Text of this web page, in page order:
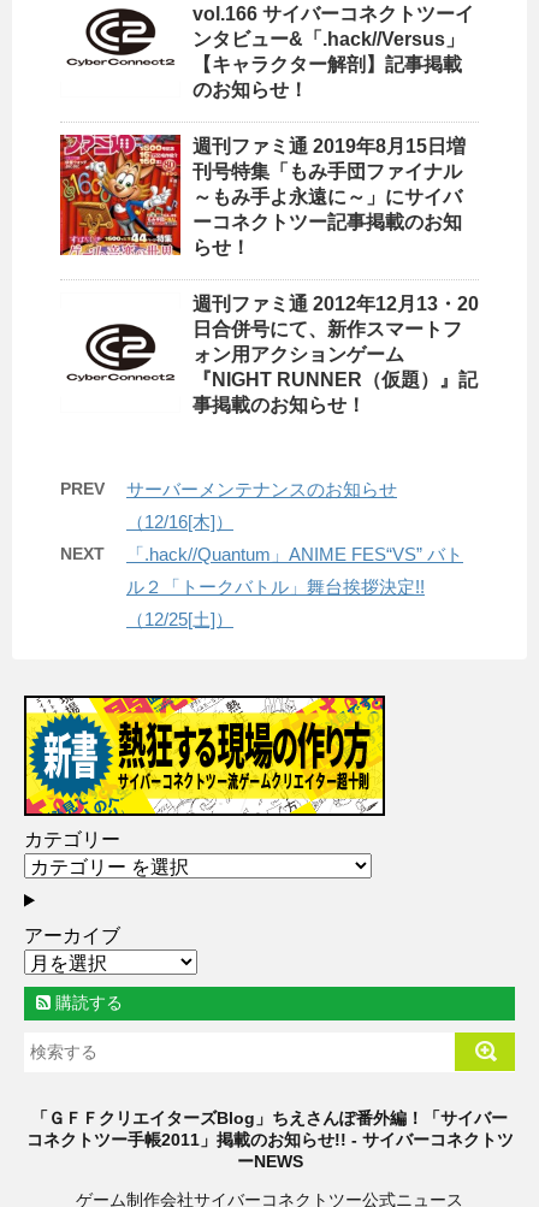
vol.166 サイバーコネクトツーイ
ンタビュー&「.hack//Versus」
【キャラクター解剖】記事掲載
のお知らせ！
週刊ファミ通 2019年8月15日増
刊号特集「もみ手団ファイナル
～もみ手よ永遠に～」にサイバ
ーコネクトツー記事掲載のお知
らせ！
週刊ファミ通 2012年12月13・20
日合併号にて、新作スマートフ
ォン用アクションゲーム
『NIGHT RUNNER（仮題）』記
事掲載のお知らせ！
PREV
サーバーメンテナンスのお知らせ
（12/16[木]）
NEXT
「.hack//Quantum」ANIME FES“VS” バト
ル２「トークバトル」舞台挨拶決定!!
（12/25[土]）
カテゴリー
アーカイブ
購読する
「ＧＦＦクリエイターズBlog」ちえさんぽ番外編！「サイバー
コネクトツー手帳2011」掲載のお知らせ!! - サイバーコネクトツ
ーNEWS
ゲーム制作会社サイバーコネクトツー公式ニュース